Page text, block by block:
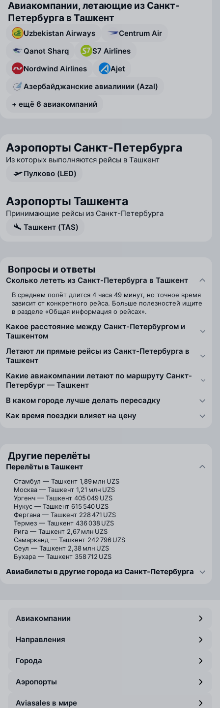
Авиакомпании, летающие из Санкт-
Петербурга в Ташкент
Uzbekistan Airways
Centrum Air
Qanot Sharq
S7 Airlines
Nordwind Airlines
Ajet
Азербайджанские авиалинии (Azal)
+ ещё 6 авиакомпаний
Аэропорты Санкт-Петербурга
Из которых выполняются рейсы в Ташкент
Пулково (LED)
Аэропорты Ташкента
Принимающие рейсы из Санкт-Петербурга
Ташкент (TAS)
Вопросы и ответы
Сколько лететь из Санкт-Петербурга в Ташкент
В среднем полёт длится 4 часа 49 минут, но точное время
зависит от конкретного рейса. Больше полезностей ищите
в разделе «Общая информация о рейсах».
Какое расстояние между Санкт-Петербургом и
Ташкентом
Летают ли прямые рейсы из Санкт-Петербурга в
Ташкент
Какие авиакомпании летают по маршруту Санкт-
Петербург — Ташкент
В каком городе лучше делать пересадку
Как время поездки влияет на цену
Другие перелёты
Перелёты в Ташкент
Стамбул — Ташкент 1,89 млн UZS
Москва — Ташкент 1,21 млн UZS
Ургенч — Ташкент 405 049 UZS
Нукус — Ташкент 615 540 UZS
Фергана — Ташкент 228 471 UZS
Термез — Ташкент 436 038 UZS
Рига — Ташкент 2,67 млн UZS
Самарканд — Ташкент 242 796 UZS
Сеул — Ташкент 2,38 млн UZS
Бухара — Ташкент 358 712 UZS
Авиабилеты в другие города из Санкт-Петербурга
Авиакомпании
Направления
Города
Аэропорты
Aviasales в мире